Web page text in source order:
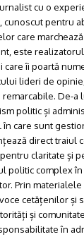
cu o
cunoscut pentru
care
este
care îi poartă
lideri de
De-a
politic și
care sunt
direct traiul
claritate și
politic complex
Prin materialele
cetățenilor și
și
în